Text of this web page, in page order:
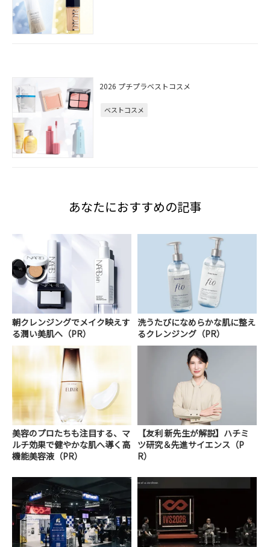
2026 プチプラベストコスメ
ベストコスメ
あなたにおすすめの記事
朝クレンジングでメイク映えす
る潤い美肌へ（PR）
洗うたびになめらかな肌に整え
るクレンジング（PR）
美容のプロたちも注目する、マ
ルチ効果で健やかな肌へ導く高
機能美容液（PR）
【友利 新先生が解説】ハチミ
ツ研究＆先進サイエンス（P
R）